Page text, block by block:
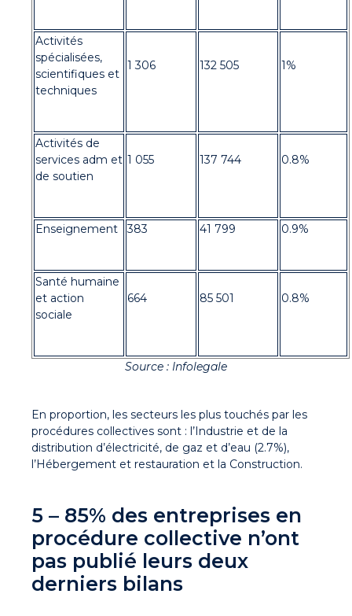
Activités
spécialisées,
scientifiques et
techniques
1 306 132 505 1%
Activités de
services adm et
de soutien
1 055 137 744 0.8%
Enseignement 383 41 799 0.9%
Santé humaine
et action
sociale
664 85 501 0.8%
Source : Infolegale
En proportion, les secteurs les plus touchés par les
procédures collectives sont : l’Industrie et de la
distribution d’électricité, de gaz et d’eau (2.7%),
l’Hébergement et restauration et la Construction.
5 – 85% des entreprises en
procédure collective n’ont
pas publié leurs deux
derniers bilans